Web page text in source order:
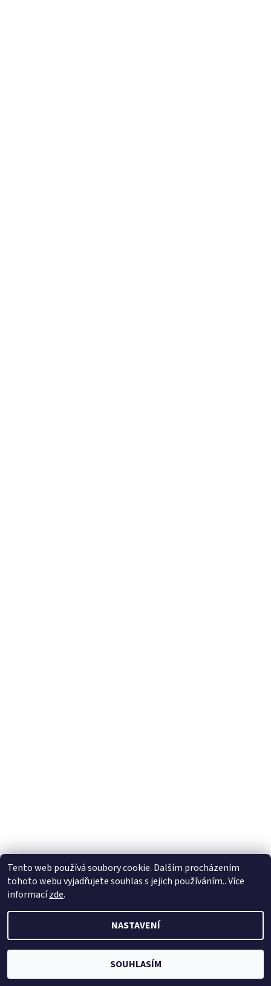
Tento web používá soubory cookie. Dalším procházením
tohoto webu vyjadřujete souhlas s jejich používáním.. Více
informacízde.
NASTAVENÍ
SOUHLASÍM